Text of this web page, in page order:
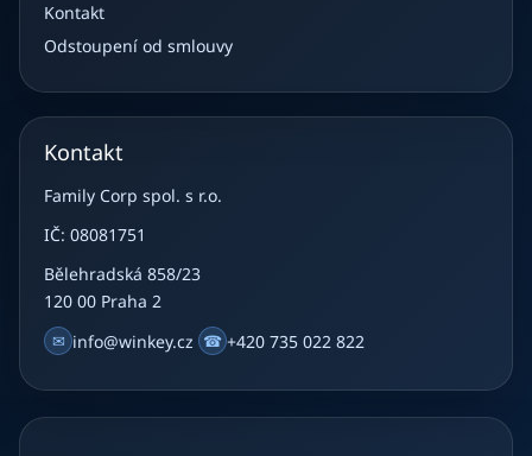
Kontakt
Odstoupení od smlouvy
Kontakt
Family Corp spol. s r.o.
IČ: 08081751
Bělehradská 858/23
120 00 Praha 2
✉ info@winkey.cz ☎ +420 735 022 822